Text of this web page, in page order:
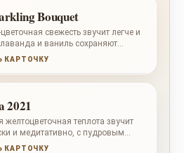
Bouquet
свежесть звучит легче и
и ваниль сохраняют
мягкость.
КАРТОЧКУ
2021
желтоцветочная теплота звучит
и медитативно, с пудровым
сандалом.
КАРТОЧКУ